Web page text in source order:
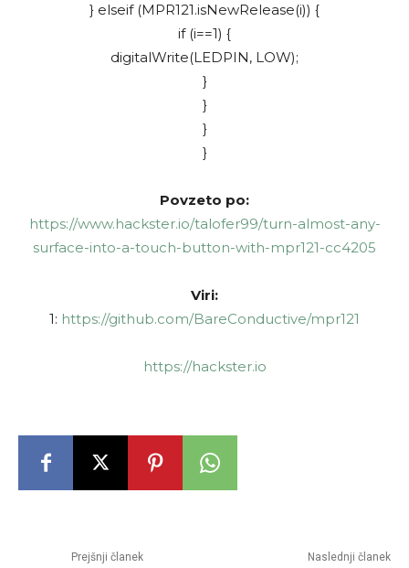
} elseif (MPR121.isNewRelease(i)) {
if (i==1) {
digitalWrite(LEDPIN, LOW);
}
}
}
}
Povzeto po:
https://www.hackster.io/talofer99/turn-almost-any-
surface-into-a-touch-button-with-mpr121-cc4205
Viri:
1: https://github.com/BareConductive/mpr121
https://hackster.io
Prejšnji članek Naslednji članek